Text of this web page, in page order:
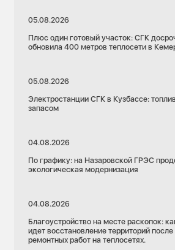
05.08.2026
Плюс один готовый участок: СГК
обновила 400 метров теплосети в
05.08.2026
Электростанции СГК в Кузбассе:
запасом
04.08.2026
По графику: на Назаровской ГРЭС
экологическая модернизация
04.08.2026
Благоустройство на месте раскопок:
идет восстановление территорий после
ремонтных работ на теплосетях.